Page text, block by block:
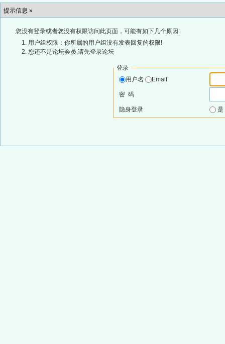
提示信息 »
您没有登录或者您没有权限访问此页面，可能有如下几个原因:
用户组权限：你所属的用户组没有发表回复的权限!
您还不是论坛会员,请先登录论坛
登录
用户名
Email
密 码
隐身登录